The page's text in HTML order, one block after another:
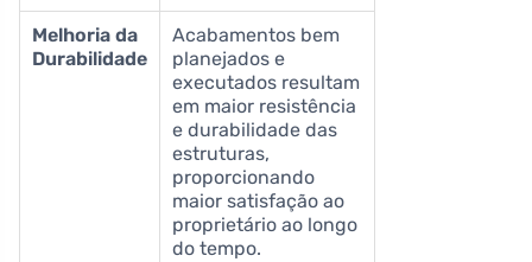
Melhoria da
Durabilidade
Acabamentos bem
planejados e
executados resultam
em maior resistência
e durabilidade das
estruturas,
proporcionando
maior satisfação ao
proprietário ao longo
do tempo.